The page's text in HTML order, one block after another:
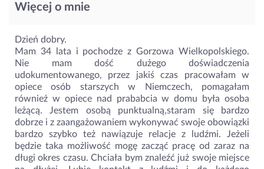
Więcej o mnie
Dzień dobry.
Mam 34 lata i pochodze z Gorzowa Wielkopolskiego.
Nie mam dość dużego doświadczenia
udokumentowanego, przez jakiś czas pracowałam w
opiece osób starszych w Niemczech, pomagałam
również w opiece nad prababcia w domu była osoba
leżącą. Jestem osobą punktualną,staram się bardzo
dobrze i z zaangażowaniem wykonywać swoje obowiązki
bardzo szybko też nawiązuje relacje z ludźmi. Jeżeli
będzie taka możliwość mogę zacząć pracę od zaraz na
długi okres czasu. Chciała bym znaleźć już swoje miejsce